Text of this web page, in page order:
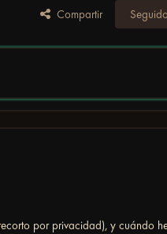
Compartir
por privacidad), y cuándo